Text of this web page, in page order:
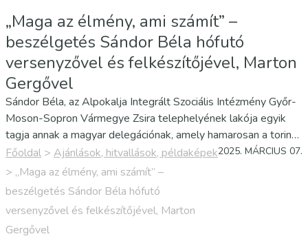
„Maga az élmény, ami számít” –
beszélgetés Sándor Béla hófutó
versenyzővel és felkészítőjével, Marton
Gergővel
Sándor Béla, az Alpokalja Integrált Szociális Intézmény Győr-
Moson-Sopron Vármegye Zsira telephelyének lakója egyik
tagja annak a magyar delegációnak, amely hamarosan a torinói
Speciális Olimpia Téli Világjátékokra utazik. Béla hófutóként
vesz részt az értelmileg sérült emberek legnagyobb…
Főoldal > Ajánlások, hitvallások, példaképek
> „Maga az élmény, ami számít” –
beszélgetés Sándor Béla hófutó
versenyzővel és felkészítőjével, Marton
Gergővel
2025. MÁRCIUS 07.